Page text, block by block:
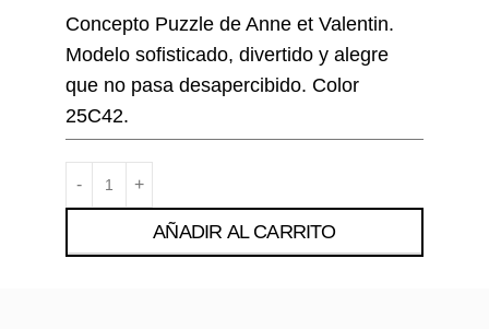
Concepto Puzzle de Anne et Valentin.
Modelo sofisticado, divertido y alegre
que no pasa desapercibido. Color
25C42.
AÑADIR AL CARRITO